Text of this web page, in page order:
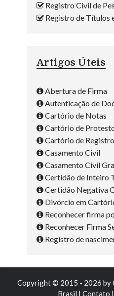
Registro Civil de
Registro de Títulos
Artigos Úteis
Abertura de Firma
Autenticação de
Cartório de Notas
Cartório de
Cartório de
Casamento Civil
Casamento Civil
Certidão de Inteiro
Certidão Negativa
Divórcio em
Reconhecer firma
Reconhecer Firma
Registro de
Copyright © 2015 - 2026 by
Brasil | Contato |